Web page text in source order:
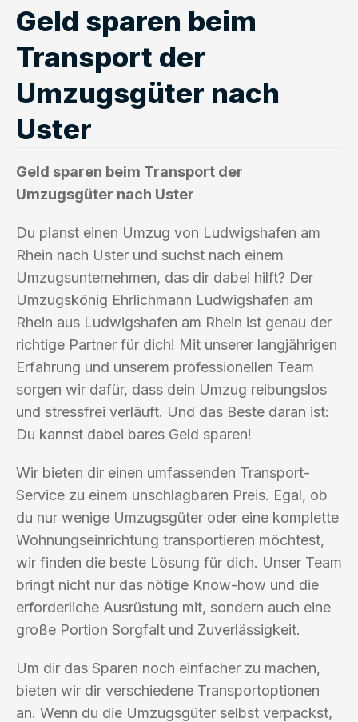
Geld sparen beim
Transport der
Umzugsgüter nach
Uster
Geld sparen beim Transport der
Umzugsgüter nach Uster
Du planst einen Umzug von Ludwigshafen am
Rhein nach Uster und suchst nach einem
Umzugsunternehmen, das dir dabei hilft? Der
Umzugskönig Ehrlichmann Ludwigshafen am
Rhein aus Ludwigshafen am Rhein ist genau der
richtige Partner für dich! Mit unserer langjährigen
Erfahrung und unserem professionellen Team
sorgen wir dafür, dass dein Umzug reibungslos
und stressfrei verläuft. Und das Beste daran ist:
Du kannst dabei bares Geld sparen!
Wir bieten dir einen umfassenden Transport-
Service zu einem unschlagbaren Preis. Egal, ob
du nur wenige Umzugsgüter oder eine komplette
Wohnungseinrichtung transportieren möchtest,
wir finden die beste Lösung für dich. Unser Team
bringt nicht nur das nötige Know-how und die
erforderliche Ausrüstung mit, sondern auch eine
große Portion Sorgfalt und Zuverlässigkeit.
Um dir das Sparen noch einfacher zu machen,
bieten wir dir verschiedene Transportoptionen
an. Wenn du die Umzugsgüter selbst verpackst,